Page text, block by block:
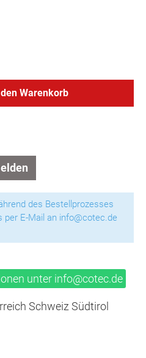
Warenkorb
des Bestellprozesses
per E-Mail an info@cotec.de
unter info@cotec.de
Schweiz Südtirol